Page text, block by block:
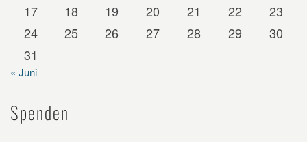
17
18 19 20 21 22
23
24
25 26 27 28 29
30
31
« Juni
Spenden